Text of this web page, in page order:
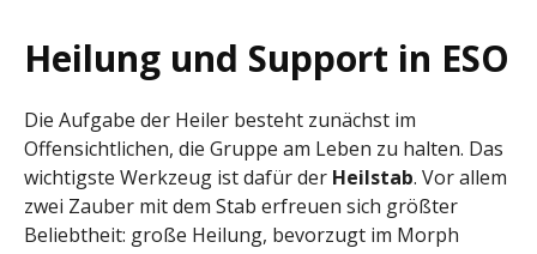
Heilung und Support in ESO
Die Aufgabe der Heiler besteht zunächst im
Offensichtlichen, die Gruppe am Leben zu halten. Das
wichtigste Werkzeug ist dafür der Heilstab. Vor allem
zwei Zauber mit dem Stab erfreuen sich größter
Beliebtheit: große Heilung, bevorzugt im Morph